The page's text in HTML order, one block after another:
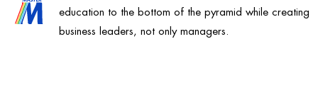
education to the bottom of the pyramid while creating
business leaders, not only managers.